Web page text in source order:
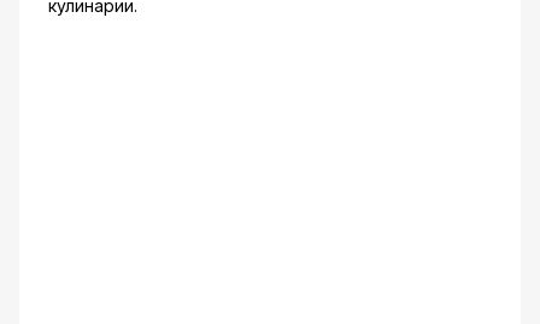
кулинарии.